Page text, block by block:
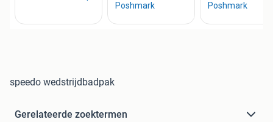
speedo wedstrijdbadpak
Gerelateerde zoektermen